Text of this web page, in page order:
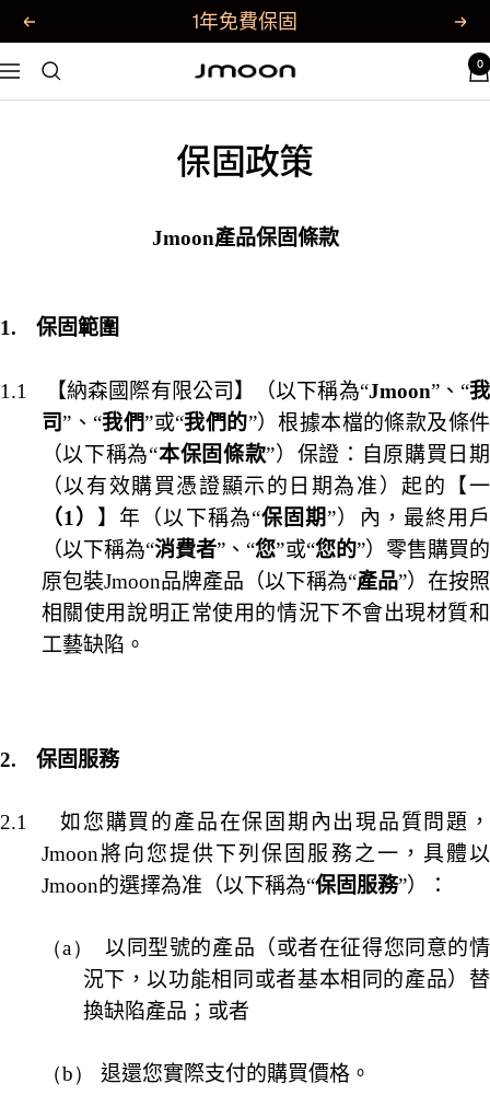
1年免費保固
Jmoon 0
保固政策
Jmoon產品保固條款
1. 保固範圍
1.1 【納森國際有限公司】（以下稱為“Jmoon”、“我
司”、“我們”或“我們的”）根據本檔的條款及條件
（以下稱為“本保固條款”）保證：自原購買日期
（以有效購買憑證顯示的日期為准）起的【一
（1） 】年（以下稱為“保固期”）內，最終用戶
（以下稱為“消費者”、“您”或“您的”）零售購買的
原包裝Jmoon品牌產品（以下稱為“產品”）在按照
相關使用說明正常使用的情況下不會出現材質和
工藝缺陷。
2. 保固服務
2.1
如您購買的產品在保固期內出現品質問題，
Jmoon將向您提供下列保固服務之一，具體以
Jmoon的選擇為准（以下稱為“保固服務”）：
（a）
以同型號的產品（或者在征得您同意的情
況下，以功能相同或者基本相同的產品）替
換缺陷產品；或者
（b） 退還您實際支付的購買價格。